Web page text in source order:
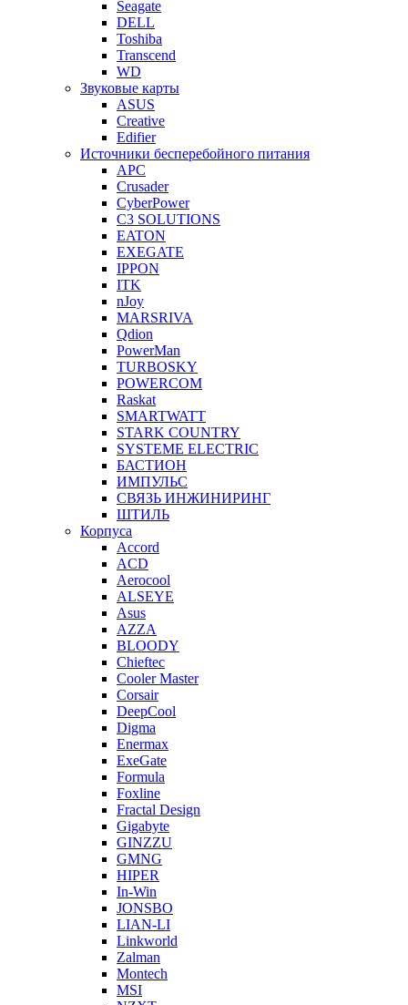
Seagate
DELL
Toshiba
Transcend
WD
Звуковые карты
ASUS
Creative
Edifier
Источники бесперебойного питания
APC
Crusader
CyberPower
C3 SOLUTIONS
EATON
EXEGATE
IPPON
ITK
nJoy
MARSRIVA
Qdion
PowerMan
TURBOSKY
POWERCOM
Raskat
SMARTWATT
STARK COUNTRY
SYSTEME ELECTRIC
БАСТИОН
ИМПУЛЬС
СВЯЗЬ ИНЖИНИРИНГ
ШТИЛЬ
Корпуса
Accord
ACD
Aerocool
ALSEYE
Asus
AZZA
BLOODY
Chieftec
Cooler Master
Corsair
DeepCool
Digma
Enermax
ExeGate
Formula
Foxline
Fractal Design
Gigabyte
GINZZU
GMNG
HIPER
In-Win
JONSBO
LIAN-LI
Linkworld
Zalman
Montech
MSI